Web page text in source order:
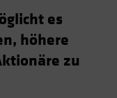
es
höhere
zu